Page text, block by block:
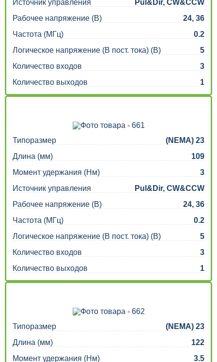
Источник управления
Pul&Dir, CW&CCW
Рабочее напряжение (В)
24, 36
Частота (МГц)
0.2
Логическое напряжение (В пост. тока) (В)
5
Количество входов
3
Количество выходов
1
Типоразмер
(NEMA) 23
Длина (мм)
109
Момент удержания (Нм)
3
Источник управления
Pul&Dir, CW&CCW
Рабочее напряжение (В)
24, 36
Частота (МГц)
0.2
Логическое напряжение (В пост. тока) (В)
5
Количество входов
3
Количество выходов
1
Типоразмер
(NEMA) 23
Длина (мм)
122
Момент удержания (Нм)
3.5